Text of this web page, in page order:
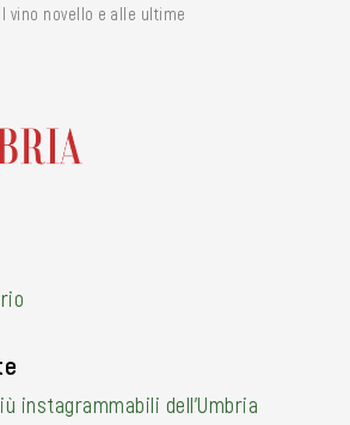
vino novello e alle ultime
instagrammabili dell’Umbria